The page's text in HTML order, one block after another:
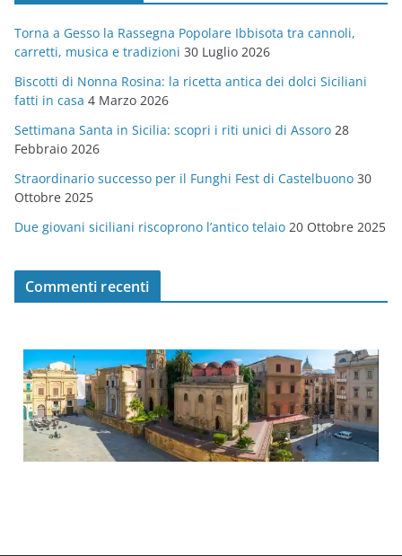
o
r
i
e
Torna a Gesso la Rassegna Popolare Ibbisota tra cannoli,
carretti, musica e tradizioni 30 Luglio 2026
Biscotti di Nonna Rosina: la ricetta antica dei dolci Siciliani
fatti in casa 4 Marzo 2026
Settimana Santa in Sicilia: scopri i riti unici di Assoro 28
Febbraio 2026
Straordinario successo per il Funghi Fest di Castelbuono 30
Ottobre 2025
Due giovani siciliani riscoprono l’antico telaio 20 Ottobre 2025
Commenti recenti